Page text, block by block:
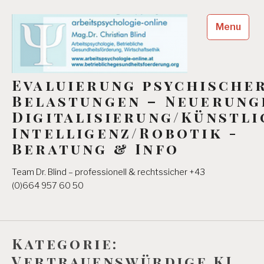
content
Evaluierung
Belastungen –
Digitalisierung/
Intelligenz/Robotik -
Beratung & Info
Team Dr. Blind – professionell & rechtssicher +43
(0)664 957 60 50
Menu
Kategorie: